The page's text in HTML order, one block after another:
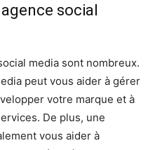
social
media sont nombreux.
peut vous aider à gérer
votre marque et à
De plus, une
vous aider à